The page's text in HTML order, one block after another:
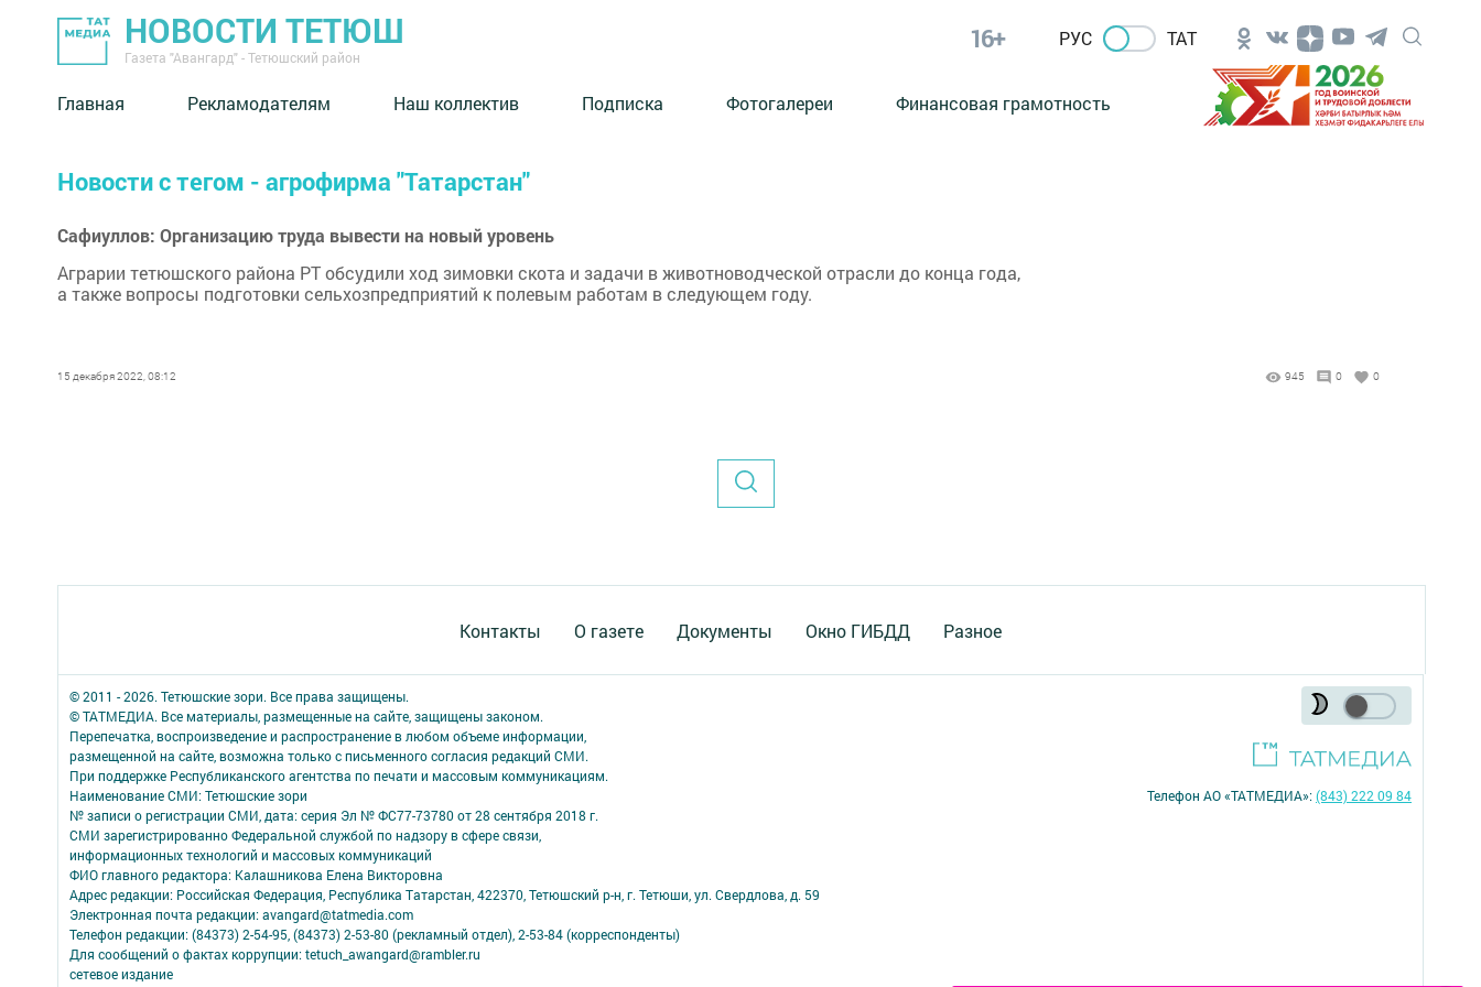
НОВОСТИ ТЕТЮШ
Газета "Авангард" - Тетюшский район
16+ РУС ТАТ
Главная Рекламодателям Наш коллектив Подписка Фотогалереи Финансовая грамотность
Новости с тегом - агрофирма "Татарстан"
Сафиуллов: Организацию труда вывести на новый уровень
Аграрии тетюшского района РТ обсудили ход зимовки скота и задачи в животноводческой отрасли до конца года,
а также вопросы подготовки сельхозпредприятий к полевым работам в следующем году.
15 декабря 2022, 08:12 945 0 0
Контакты О газете Документы Окно ГИБДД Разное
© 2011 - 2026. Тетюшские зори. Все права защищены.
© ТАТМЕДИА. Все материалы, размещенные на сайте, защищены законом.
Перепечатка, воспроизведение и распространение в любом объеме информации,
размещенной на сайте, возможна только с письменного согласия редакций СМИ.
При поддержке Республиканского агентства по печати и массовым коммуникациям.
Наименование СМИ: Тетюшские зори
№ записи о регистрации СМИ, дата: серия Эл № ФС77-73780 от 28 сентября 2018 г.
СМИ зарегистрированно Федеральной службой по надзору в сфере связи,
информационных технологий и массовых коммуникаций
ФИО главного редактора: Калашникова Елена Викторовна
Адрес редакции: Российская Федерация, Республика Татарстан, 422370, Тетюшский р-н, г. Тетюши, ул. Свердлова, д. 59
Электронная почта редакции: avangard@tatmedia.com
Телефон редакции: (84373) 2-54-95, (84373) 2-53-80 (рекламный отдел), 2-53-84 (корреспонденты)
Для сообщений о фактах коррупции: tetuch_awangard@rambler.ru
сетевое издание
Телефон АО «ТАТМЕДИА»:(843) 222 09 84